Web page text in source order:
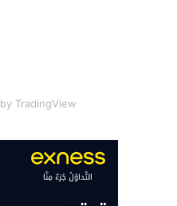
by TradingView